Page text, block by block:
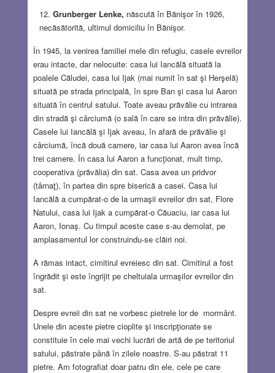
Grunberger Lenke, născută în Bănişor în 1926,
necăsătorită, ultimul domiciliu în Bănişor.
În 1945, la venirea familiei mele din refugiu, casele evreilor
erau intacte, dar nelocuite: casa lui Iancălă situată la
poalele Căludei, casa lui Ijak (mai numit în sat şi Herşelă)
situată pe strada principală, în spre Ban şi casa lui Aaron
situată în centrul satului. Toate aveau prăvălie cu intrarea
din stradă şi cârciumă (o sală în care se intra din prăvălie).
Casele lui Iancălă şi Ijak aveau, în afară de prăvălie şi
cârciumă, încă două camere, iar casa lui Aaron avea încă
trei camere. În casa lui Aaron a funcţionat, mult timp,
cooperativa (prăvălia) din sat. Casa avea un pridvor
(târnaţ), în partea din spre biserică a casei. Casa lui
Iancălă a cumpărat-o de la urmaşii evreilor din sat, Flore
Natului, casa lui Ijak a cumpărat-o Căuaciu, iar casa lui
Aaron, Ionaş. Cu timpul aceste case s-au demolat, pe
amplasamentul lor construindu-se clăiri noi.
A rămas intact, cimitirul evreiesc din sat. Cimitirul a fost
îngrădit şi este îngrijit pe cheltuiala urmaşilor evreilor din
sat.
Despre evreii din sat ne vorbesc pietrele lor de mormânt.
Unele din aceste pietre cioplite şi inscripţionate se
constituie în cele mai vechi lucrări de artă de pe teritoriul
satului, păstrate până în zilele noastre. S-au păstrat 11
pietre. Am fotografiat doar patru din ele, cele pe care